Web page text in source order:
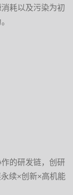
耗以及污染为初
的研发链，创研
续×创新×高机能